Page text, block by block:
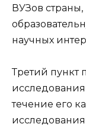
ВУЗов
научных
Третий пункт
течение его